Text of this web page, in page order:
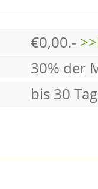
€0,00.-
30% der
bis 30